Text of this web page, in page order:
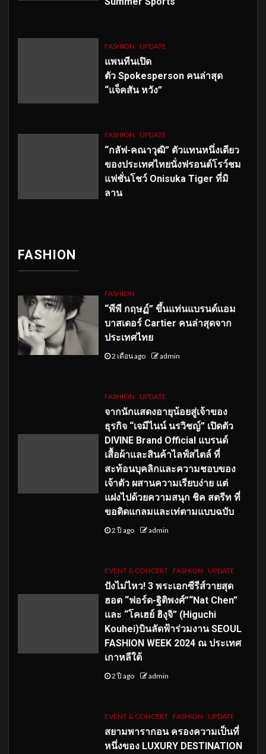
FASHION UPDATE
แพนทีนเปิด
ตัว Spokesperson คนล่าสุด
“แจ็คสัน หวัง”
FASHION UPDATE
“กลัฟ-คณาวุฒิ” ตัวแทนหนึ่งเดียว
ของประเทศไทยนั่งฟรอนต์โรว์ชม
แฟชั่นโชว์ Onisuka Tiger ที่มิ
ลาน
FASHION
FASHION
“พีพี กฤษฏ์” ขึ้นแท่นแบรนด์แอม
บาสเดอร์ Cartier คนล่าสุดจาก
ประเทศไทย
2 เดือน ago admin
FASHION UPDATE
จากนักแสดงอายุน้อยสู่เจ้าของ
ธุรกิจ “เจมีไนน์ นรวิชญ์” เปิดตัว
DIVINE Brand Official แบรนด์
เสื้อผ้าและสินค้าไลฟ์สไตล์ ที่
สะท้อนบุคลิกและความชอบของ
เจ้าตัว ผสานความเรียบง่าย แต่
แฝงไปด้วยความสนุก ชิค สตรีท ที่
ขอติดแกลมและเท่ตามแบบฉบับ
2 ปี ago admin
EVENT & CONCERT FASHION UPDATE
ปังไม่ไหว! 3 พระเอกซีรีส์วายสุด
ฮอต “ฟอร์ด-ฐิติพงศ์”“Nat Chen”
และ “โคเฮย์ ฮิงุจิ” (Higuchi
Kouhei)บินลัดฟ้าร่วมงาน SEOUL
FASHION WEEK 2024 ณ ประเทศ
เกาหลีใต้
2 ปี ago admin
EVENT & CONCERT FASHION UPDATE
สยามพารากอน ครองความเป็นที่
หนึ่งของ LUXURY DESTINATION